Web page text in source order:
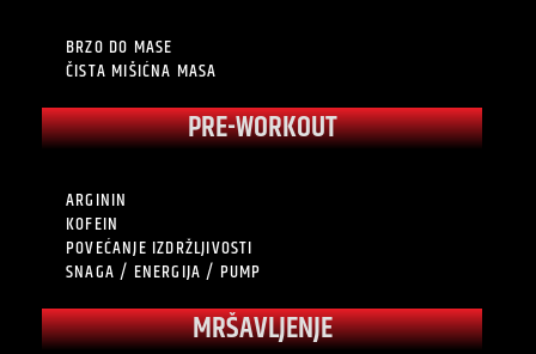
BRZO DO MASE
ČISTA MIŠIĆNA MASA
PRE-WORKOUT
ARGININ
KOFEIN
POVEĆANJE IZDRŽLJIVOSTI
SNAGA / ENERGIJA / PUMP
MRŠAVLJENJE